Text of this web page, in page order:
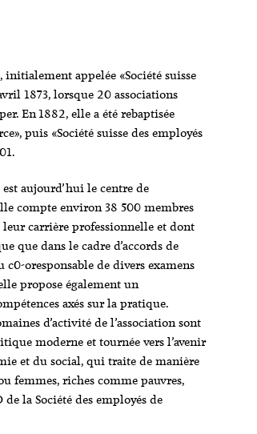
initialement appelée «Société suisse
1873, lorsque 20 associations
En 1882, elle a été rebaptisée
puis «Société suisse des employés
aujourd’hui le centre de
compte environ 38 500 membres
leur carrière professionnelle et dont
que dans le cadre d’accords de
oresponsable de divers examens
propose également un
axés sur la pratique.
d’activité de l’association sont
moderne et tournée vers l’avenir
et du social, qui traite de manière
femmes, riches comme pauvres,
la Société des employés de